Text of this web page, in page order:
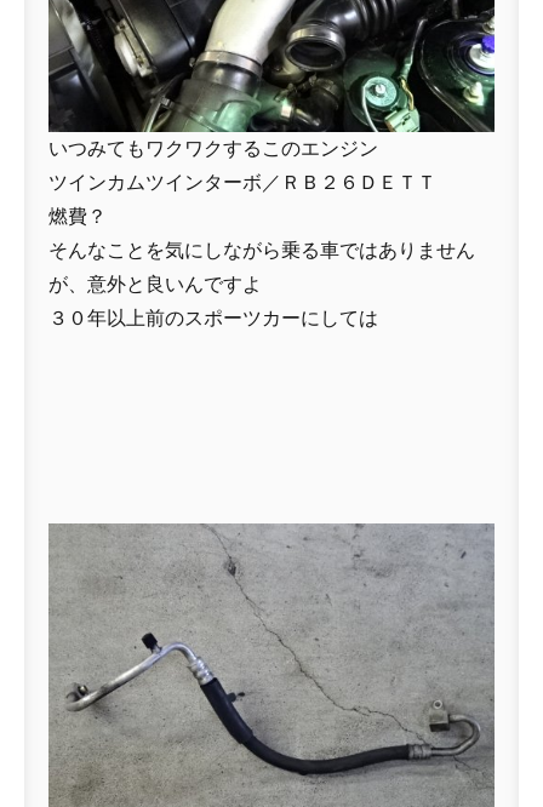
いつみてもワクワクするこのエンジン
ツインカムツインターボ／ＲＢ２６ＤＥＴＴ
燃費？
そんなことを気にしながら乗る車ではありません
が、意外と良いんですよ
３０年以上前のスポーツカーにしては